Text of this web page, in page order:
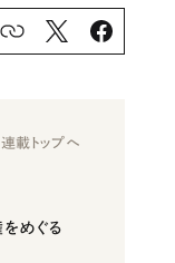
連載トップへ
めぐる